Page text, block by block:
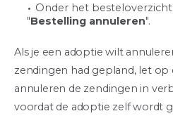
Onder het
"Bestelling annuleren".
Als je een adoptie wilt
zendingen had gepland, let op
annuleren de zendingen in
voordat de adoptie zelf wordt